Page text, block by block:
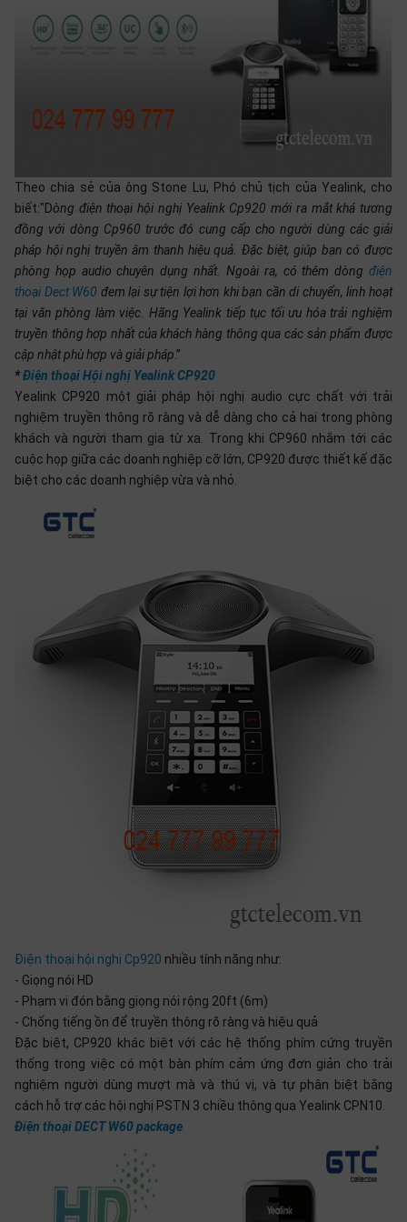
Theo chia sẻ của ông Stone Lu, Phó chủ tịch của Yealink, cho
biết:"Dòng điện thoại hội nghị Yealink Cp920 mới ra mắt khá tương
đồng với dòng Cp960 trước đó cung cấp cho người dùng các giải
pháp hội nghị truyền âm thanh hiệu quả. Đặc biệt, giúp bạn có được
phòng họp audio chuyên dụng nhất. Ngoài ra, có thêm dòng điện
thoại Dect W60 đem lại sự tiện lợi hơn khi bạn cần di chuyển, linh hoạt
tại văn phòng làm việc. Hãng Yealink tiếp tục tối ưu hóa trải nghiệm
truyền thông hợp nhất của khách hàng thông qua các sản phẩm được
cập nhật phù hợp và giải pháp.”
*Điện thoại Hội nghị Yealink CP920
Yealink CP920 một giải pháp hội nghị audio cực chất với trải
nghiệm truyền thông rõ ràng và dễ dàng cho cả hai trong phòng
khách và người tham gia từ xa. Trong khi CP960 nhắm tới các
cuộc họp giữa các doanh nghiệp cỡ lớn, CP920 được thiết kế đặc
biệt cho các doanh nghiệp vừa và nhỏ.
Điện thoại hội nghị Cp920 nhiều tính năng như:
- Giọng nói HD
- Phạm vi đón bằng giọng nói rộng 20ft (6m)
- Chống tiếng ồn để truyền thông rõ ràng và hiệu quả
Đặc biệt, CP920 khác biệt với các hệ thống phím cứng truyền
thống trong việc có một bàn phím cảm ứng đơn giản cho trải
nghiệm người dùng mượt mà và thú vị, và tự phân biệt bằng
cách hỗ trợ các hội nghị PSTN 3 chiều thông qua Yealink CPN10.
Điện thoại DECT W60 package
khác
KHÁC
pháp
Dịch
vụ
Hỗ
trợ
tức
Liên
hệ
Giới
thiệu
NGÔN
NGỮ